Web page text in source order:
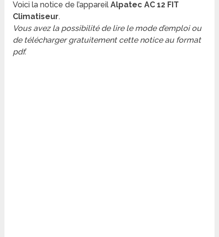
Voici la notice de l’appareilAlpatec AC 12 FIT
Climatiseur.
Vous avez la possibilité de lire le mode d’emploi ou
de télécharger gratuitement cette notice au format
pdf.